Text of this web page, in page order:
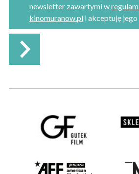
newsletter zawartymi w
kinomuranow.pl i akceptuję jego